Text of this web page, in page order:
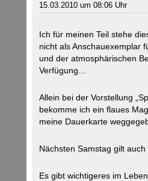
15.03.2010 um 08:06 Uhr
Ich für meinen Teil stehe
nicht als Anschauexemplar
und der atmosphärischen
Verfügung…
Allein bei der Vorstellung
bekomme ich ein flaues
meine Dauerkarte
Nächsten Samstag gilt auch
Es gibt wichtigeres im